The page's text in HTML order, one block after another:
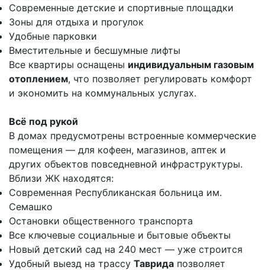
Современные детские и спортивные площадки
Зоны для отдыха и прогулок
Удобные парковки
Вместительные и бесшумные лифты
Все квартиры оснащены индивидуальным газовым
отоплением, что позволяет регулировать комфорт
и экономить на коммунальных услугах.
Всё под рукой
В домах предусмотрены встроенные коммерческие
помещения — для кофеен, магазинов, аптек и
других объектов повседневной инфраструктуры.
Вблизи ЖК находятся:
Современная Республиканская больница им.
Семашко
Остановки общественного транспорта
Все ключевые социальные и бытовые объекты
Новый детский сад на 240 мест — уже строится
Удобный выезд на трассу Таврида позволяет